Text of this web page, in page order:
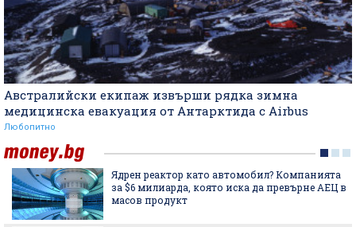
Австралийски екипаж извърши рядка зимна
медицинска евакуация от Антарктида с Airbus
Любопитно
Ядрен реактор като автомобил? Компанията
за $6 милиарда, която иска да превърне АЕЦ в
масов продукт